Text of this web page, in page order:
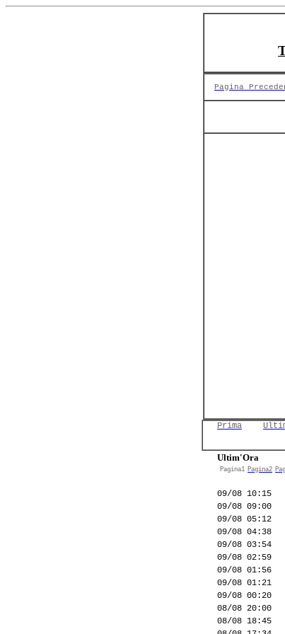
Pagina
Prima
Ultim'Ora
Pagina1 Pagina2
09/08 10:15
09/08 09:00
09/08 05:12
09/08 04:38
09/08 03:54
09/08 02:59
09/08 01:56
09/08 01:21
09/08 00:20
08/08 20:00
08/08 18:45